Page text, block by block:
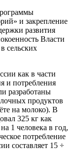
и закрепление
развития
Власти
сельских
как в части
и потребления
разработаны
продуктов
на молоко). В
325 кг как
1 человека в год,
потребление
составляет 15 ÷